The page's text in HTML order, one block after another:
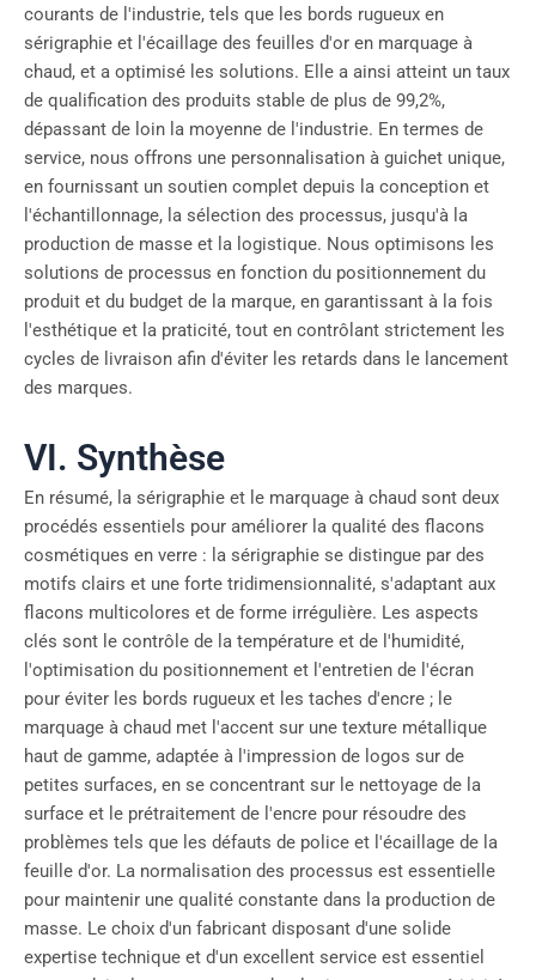
courants de l'industrie, tels que les bords rugueux en
sérigraphie et l'écaillage des feuilles d'or en marquage à
chaud, et a optimisé les solutions. Elle a ainsi atteint un taux
de qualification des produits stable de plus de 99,2%,
dépassant de loin la moyenne de l'industrie. En termes de
service, nous offrons une personnalisation à guichet unique,
en fournissant un soutien complet depuis la conception et
l'échantillonnage, la sélection des processus, jusqu'à la
production de masse et la logistique. Nous optimisons les
solutions de processus en fonction du positionnement du
produit et du budget de la marque, en garantissant à la fois
l'esthétique et la praticité, tout en contrôlant strictement les
cycles de livraison afin d'éviter les retards dans le lancement
des marques.
VI. Synthèse
En résumé, la sérigraphie et le marquage à chaud sont deux
procédés essentiels pour améliorer la qualité des flacons
cosmétiques en verre : la sérigraphie se distingue par des
motifs clairs et une forte tridimensionnalité, s'adaptant aux
flacons multicolores et de forme irrégulière. Les aspects
clés sont le contrôle de la température et de l'humidité,
l'optimisation du positionnement et l'entretien de l'écran
pour éviter les bords rugueux et les taches d'encre ; le
marquage à chaud met l'accent sur une texture métallique
haut de gamme, adaptée à l'impression de logos sur de
petites surfaces, en se concentrant sur le nettoyage de la
surface et le prétraitement de l'encre pour résoudre des
problèmes tels que les défauts de police et l'écaillage de la
feuille d'or. La normalisation des processus est essentielle
pour maintenir une qualité constante dans la production de
masse. Le choix d'un fabricant disposant d'une solide
expertise technique et d'un excellent service est essentiel